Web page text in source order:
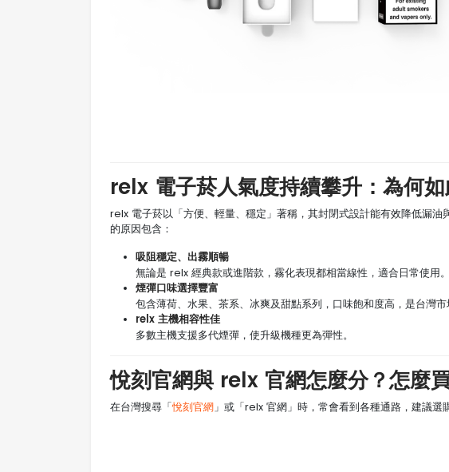
relx 電子菸人氣度持續攀升：為何如
relx 電子菸以「方便、輕量、穩定」著稱，其封閉式設計能有效降低漏
的原因包含：
吸阻穩定、出霧順暢
無論是 relx 經典款或進階款，霧化表現都相當線性，適合日常使用。
煙彈口味選擇豐富
包含薄荷、水果、茶系、冰爽及甜點系列，口味飽和度高，是台灣市
relx 主機相容性佳
多數主機支援多代煙彈，使升級機種更為彈性。
悅刻官網與 relx 官網怎麼分？怎麼
在台灣搜尋「悅刻官網 」或「relx 官網」時，常會看到各種通路，建議選